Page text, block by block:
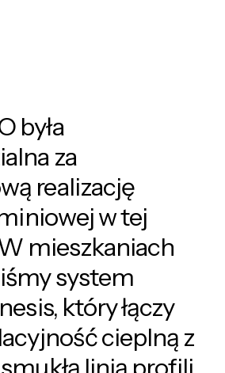
była
za
realizację
w tej
mieszkaniach
system
który łączy
cieplną z